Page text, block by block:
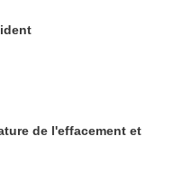
de l'effacement et